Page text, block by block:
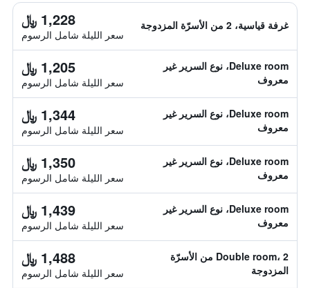
غرفة قياسية، 2 من الأسرّة المزدوجة 1,228 ﷼
سعر الليلة شامل الرسوم
Deluxe room، نوع السرير غير
معروف
1,205 ﷼
سعر الليلة شامل الرسوم
Deluxe room، نوع السرير غير
معروف
1,344 ﷼
سعر الليلة شامل الرسوم
Deluxe room، نوع السرير غير
معروف
1,350 ﷼
سعر الليلة شامل الرسوم
Deluxe room، نوع السرير غير
معروف
1,439 ﷼
سعر الليلة شامل الرسوم
Double room، 2 من الأسرّة
المزدوجة
1,488 ﷼
سعر الليلة شامل الرسوم